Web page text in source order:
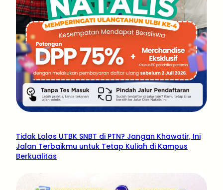
Tidak Lolos UTBK SNBT di PTN? Jangan Khawatir, Ini
Jalan Terbaikmu untuk Tetap Kuliah di Kampus
Berkualitas